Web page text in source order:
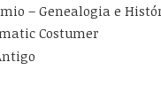
– Genealogia e
Costumer